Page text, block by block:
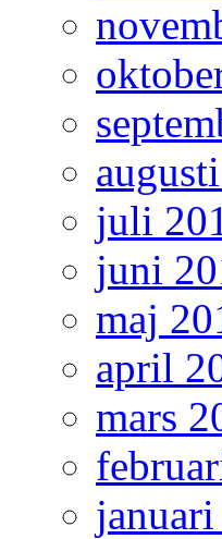
juli
juni
maj
april
mars